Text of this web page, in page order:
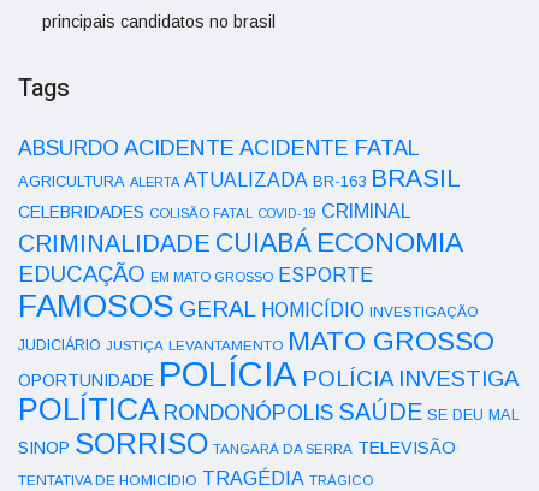
principais candidatos no brasil
Tags
ABSURDO ACIDENTE ACIDENTE FATAL
AGRICULTURA ALERTA ATUALIZADA BR-163 BRASIL
CELEBRIDADES COLISÃO FATAL COVID-19 CRIMINAL
CRIMINALIDADE CUIABÁ ECONOMIA
EDUCAÇÃO EM MATO GROSSO ESPORTE
FAMOSOS GERAL HOMICÍDIO INVESTIGAÇÃO
JUDICIÁRIO JUSTIÇA LEVANTAMENTO MATO GROSSO
OPORTUNIDADE POLÍCIA POLÍCIA INVESTIGA
POLÍTICA RONDONÓPOLIS SAÚDE SE DEU MAL
SINOP SORRISO TANGARÁ DA SERRA TELEVISÃO
TENTATIVA DE HOMICÍDIO TRAGÉDIA TRÁGICO